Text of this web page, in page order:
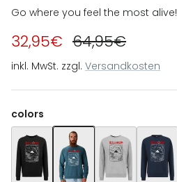
Go where you feel the most alive!
32,95€ 64,95€
inkl. MwSt. zzgl. Versandkosten
colors